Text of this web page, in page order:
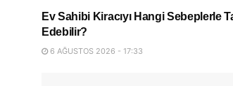
Ev Sahibi Kiracıyı Hangi Sebeplerle
Edebilir?
6 AĞUSTOS 2026 - 17:33